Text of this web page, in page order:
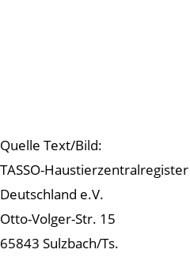
Quelle Text/Bild:
TASSO-
Deutschland e.V.
Otto-Volger-Str. 15
65843 Sulzbach/Ts.